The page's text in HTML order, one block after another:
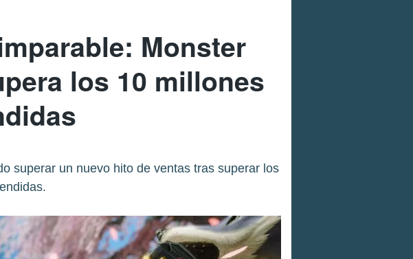
Monster
los 10 millones
superar un nuevo hito de ventas tras superar los